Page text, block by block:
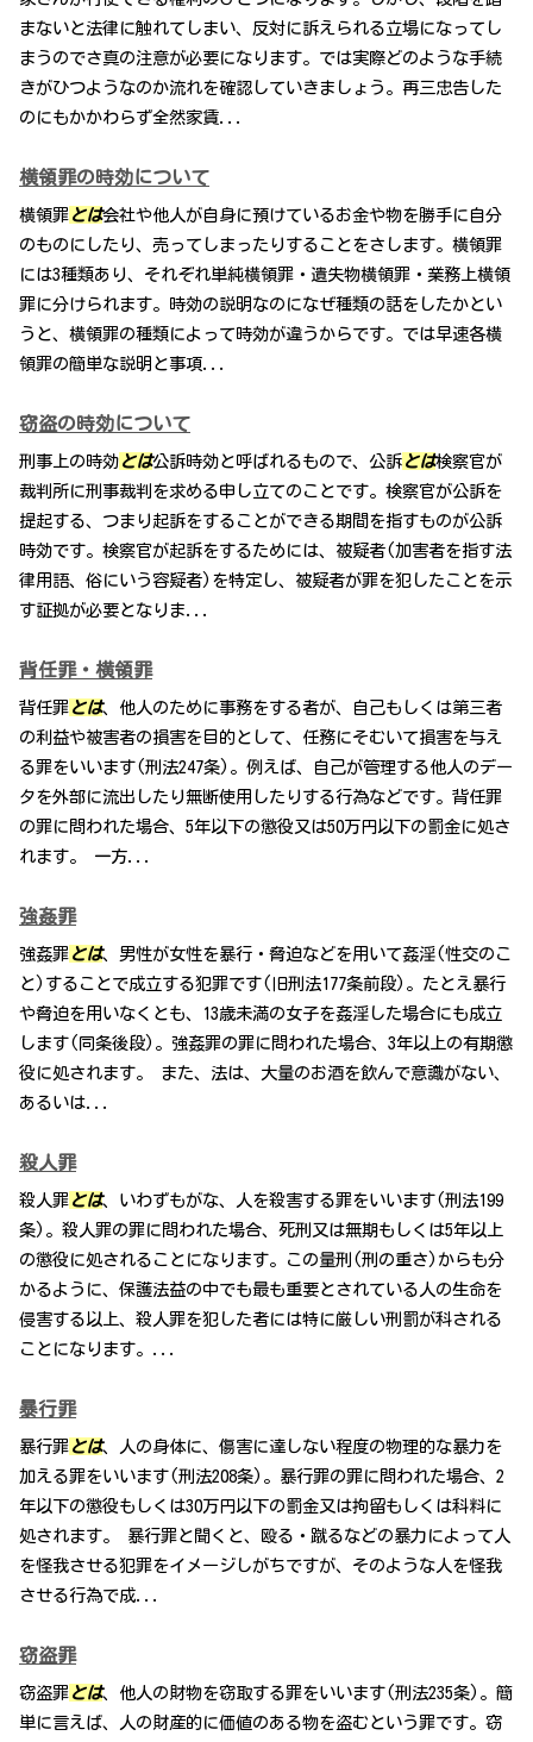
まないと法律に触れてしまい、反対に訴えられる立場になってし
まうのでさ真の注意が必要になります。では実際どのような手続
きがひつようなのか流れを確認していきましょう。再三忠告した
のにもかかわらず全然家賃...
横領罪の時効について
横領罪 とは会社や他人が自身に預けているお金や物を勝手に自分
のものにしたり、売ってしまったりすることをさします。横領罪
には3種類あり、それぞれ単純横領罪・遺失物横領罪・業務上横領
罪に分けられます。時効の説明なのになぜ種類の話をしたかとい
うと、横領罪の種類によって時効が違うからです。では早速各横
領罪の簡単な説明と事項...
窃盗の時効について
刑事上の時効 とは公訴時効と呼ばれるもので、公訴 とは検察官が
裁判所に刑事裁判を求める申し立てのことです。検察官が公訴を
提起する、つまり起訴をすることができる期間を指すものが公訴
時効です。検察官が起訴をするためには、被疑者(加害者を指す法
律用語、俗にいう容疑者)を特定し、被疑者が罪を犯したことを示
す証拠が必要となりま...
背任罪・横領罪
背任罪 とは、他人のために事務をする者が、自己もしくは第三者
の利益や被害者の損害を目的として、任務にそむいて損害を与え
る罪をいいます(刑法247条)。例えば、自己が管理する他人のデー
タを外部に流出したり無断使用したりする行為などです。背任罪
の罪に問われた場合、5年以下の懲役又は50万円以下の罰金に処さ
れます。 一方...
強姦罪
強姦罪 とは、男性が女性を暴行・脅迫などを用いて姦淫(性交のこ
と)することで成立する犯罪です(旧刑法177条前段)。たとえ暴行
や脅迫を用いなくとも、13歳未満の女子を姦淫した場合にも成立
します(同条後段)。強姦罪の罪に問われた場合、3年以上の有期懲
役に処されます。 また、法は、大量のお酒を飲んで意識がない、
あるいは...
殺人罪
殺人罪 とは、いわずもがな、人を殺害する罪をいいます(刑法199
条)。殺人罪の罪に問われた場合、死刑又は無期もしくは5年以上
の懲役に処されることになります。この量刑(刑の重さ)からも分
かるように、保護法益の中でも最も重要とされている人の生命を
侵害する以上、殺人罪を犯した者には特に厳しい刑罰が科される
ことになります。...
暴行罪
暴行罪 とは、人の身体に、傷害に達しない程度の物理的な暴力を
加える罪をいいます(刑法208条)。暴行罪の罪に問われた場合、2
年以下の懲役もしくは30万円以下の罰金又は拘留もしくは科料に
処されます。 暴行罪と聞くと、殴る・蹴るなどの暴力によって人
を怪我させる犯罪をイメージしがちですが、そのような人を怪我
させる行為で成...
窃盗罪
窃盗罪 とは、他人の財物を窃取する罪をいいます(刑法235条)。簡
単に言えば、人の財産的に価値のある物を盗むという罪です。窃